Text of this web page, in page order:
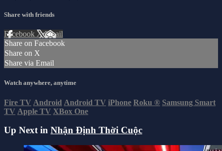
Share with friends
Facebook XEmail
Share on Facebook
Share on X
Share via Email
Watch anywhere, anytime
Fire TV Android Android TV iPhone Roku ® Samsung Smart
TV Apple TV XBox One
Up Next in Nhận Định Thời Cuộc